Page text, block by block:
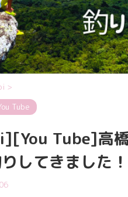
>
Tube
Tube]高橋
してきました！